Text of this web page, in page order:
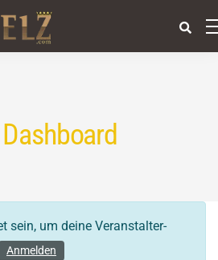
sein, um deine Veranstalter-
Anmelden